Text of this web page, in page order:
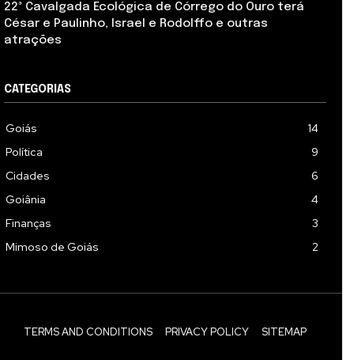
22ª Cavalgada Ecológica de Córrego do Ouro terá
César e Paulinho, Israel e Rodolffo e outras
atrações
CATEGORIAS
Goiás
14
Política
9
Cidades
6
Goiânia
4
Finanças
3
Mimoso de Goiás
2
TERMS AND CONDITIONS PRIVACY POLICY SITEMAP